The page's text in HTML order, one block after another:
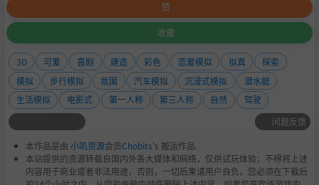
赞
收藏
3D 可爱 喜剧 建造 彩色 恋爱模拟 拟真
探索
模拟
步行模拟 氛围 汽车模拟 沉浸式模拟
潜水艇
生活模拟
电影式 第一人称 第三人称 自然
驾驶
问题反馈
本作品是由 小叽资源会员Chobits's 搬运作品.
本站提供的资源转载自国内外各大媒体和网络，仅供试玩体验；不得将上述
内容用于商业或者非法用途，否则，一切后果请用户自负。您必须在下载后